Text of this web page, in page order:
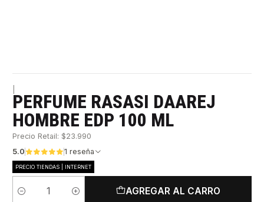
PERFUME RASASI DAAREJ
HOMBRE EDP 100 ML
Precio Retail: $23.990
5.0
1 reseña
PRECIO TIENDAS | INTERNET
Cantidad
AGREGAR AL CARRO